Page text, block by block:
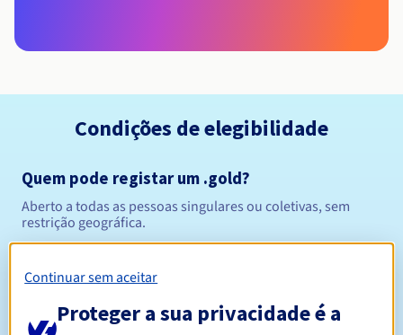
Condições de elegibilidade
Quem pode registar um .gold?
Aberto a todas as pessoas singulares ou coletivas, sem
restrição geográfica.
Período de registo Entre 1 e 10 anos
Continuar sem aceitar
Proteger a sua privacidade é a